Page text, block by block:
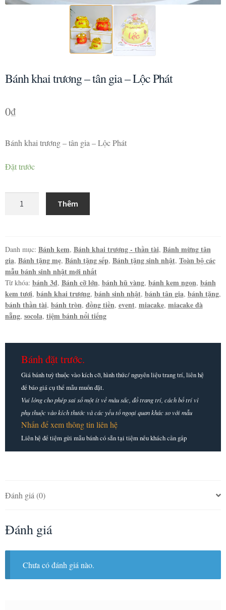
Bánh khai trương – tân gia – Lộc Phát
0₫
Bánh khai trương – tân gia – Lộc Phát
Đặt trước
tân
gia
-
Lộc
Phát
số
Thêm
Danh mục: Bánh kem, Bánh khai trương - thần tài, Bánh mừng tân
gia, Bánh tặng mẹ, Bánh tặng sếp, Bánh tặng sinh nhật, Toàn bộ các
mẫu bánh sinh nhật mới nhất
Từ khóa: bánh 3d, Bánh cỡ lớn, bánh hũ vàng, bánh kem ngon, bánh
kem tươi, bánh khai trương, bánh sinh nhật, bánh tân gia, bánh tặng,
bánh thần tài, bánh tròn, đồng tiền, event, miacake, miacake đà
nẵng, socola, tiệm bánh nổi tiếng
Bánh đặt trước.
Giá bánh tuỳ thuộc vào kích cỡ, hình thức/ nguyên liệu trang trí, liên hệ
để báo giá cụ thể mẫu muốn đặt.
Vui lòng cho phép sai số một ít về màu sắc, đồ trang trí, cách bố trí vì
phụ thuộc vào kích thước và các yếu tố ngoại quan khác so với mẫu
Nhấn để xem thông tin liên hệ
Liên hệ để tiệm gửi mẫu bánh có sẵn tại tiệm nếu khách cần gấp
Đánh giá (0)
Đánh giá
Chưa có đánh giá nào.